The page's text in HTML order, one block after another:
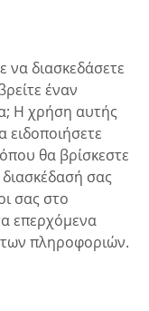
να διασκεδάσετε
έναν
Η χρήση αυτής
ειδοποιήσετε
θα βρίσκεστε
σας
σας στο
επερχόμενα
των πληροφοριών.